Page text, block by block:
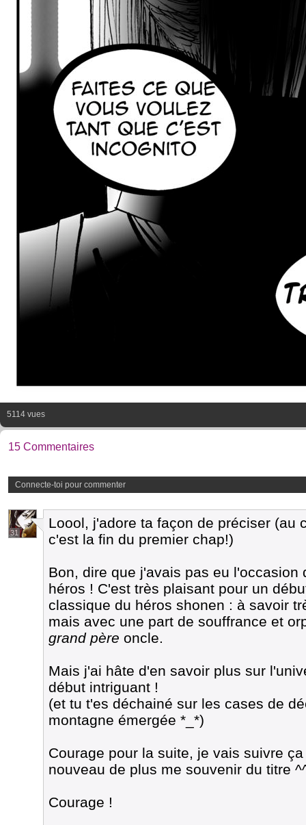
5114 vues
15 Commentaires
Connecte-toi pour commenter
31
Loool, j'adore ta façon de préciser (au
c'est la fin du premier chap!)
Bon, dire que j'avais pas eu
héros ! C'est très plaisant pour un
classique du héros shonen : à savoir
mais avec une part de souffrance et
grand père oncle.
Mais j'ai hâte d'en savoir plus sur
début intriguant !
(et tu t'es déchainé sur les cases de
montagne émergée *_*)
Courage pour la suite, je vais suivre
nouveau de plus me souvenir du titre
Courage !